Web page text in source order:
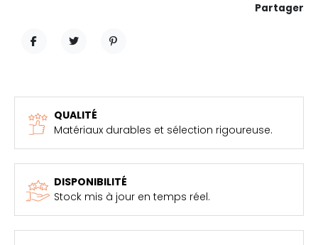
Partager
QUALITÉ
Matériaux durables et sélection rigoureuse.
DISPONIBILITÉ
Stock mis à jour en temps réel.